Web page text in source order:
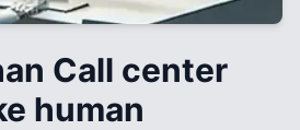
Call center
human